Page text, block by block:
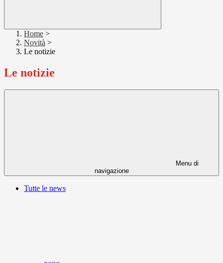
Home >
Novità >
Le notizie
Le notizie
Menu di
navigazione
Tutte le news